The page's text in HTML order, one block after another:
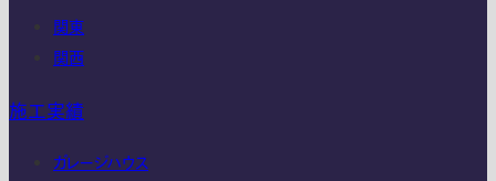
関東
関西
施工実績
ガレージハウス